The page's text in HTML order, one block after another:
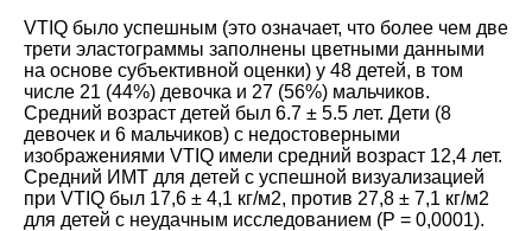
VTIQ было успешным (это означает, что более чем две
трети эластограммы заполнены цветными данными
на основе субъективной оценки) у 48 детей, в том
числе 21 (44%) девочка и 27 (56%) мальчиков.
Средний возраст детей был 6.7 ± 5.5 лет. Дети (8
девочек и 6 мальчиков) с недостоверными
изображениями VTIQ имели средний возраст 12,4 лет.
Средний ИМТ для детей с успешной визуализацией
при VTIQ был 17,6 ± 4,1 кг/м2, против 27,8 ± 7,1 кг/м2
для детей с неудачным исследованием (Р = 0,0001).